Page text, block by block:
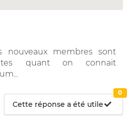
nouveaux membres sont
quant on connait
Cette réponse a été utile
0